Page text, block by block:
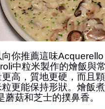
你推薦這味
中粒米製作的燴飯與
高，質地更硬，而且
更能保持形狀。燴飯
菇和芝士的撲鼻香。